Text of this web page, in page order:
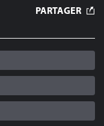
PARTAGER